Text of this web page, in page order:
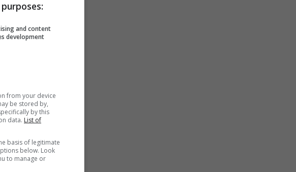
bisogno
invece
and content
development
from your device
be stored by,
by this
data. List of
basis of legitimate
below. Look
to manage or